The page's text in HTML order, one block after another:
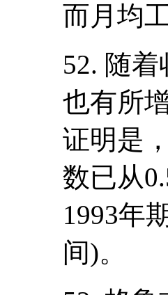
而月均
52. 随
也有所
证明是
数已从
1993年
间)。